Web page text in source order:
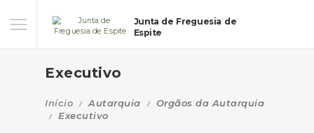
Junta de Freguesia de
Espite
Executivo
Início Autarquia
Orgãos da Autarquia
Executivo